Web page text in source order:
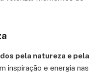
pela natureza e pela
inspiração e energia nas